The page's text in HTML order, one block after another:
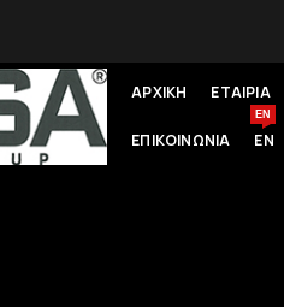
ΑΡΧΙΚΗ ΕΤΑΙΡΙΑ
ΕΠΙΚΟΙΝΩΝΙΑ EN
EN